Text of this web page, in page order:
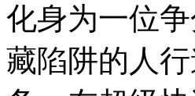
化身为一位
藏陷阱的人